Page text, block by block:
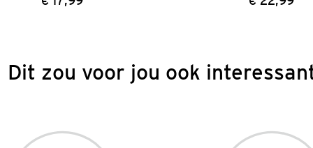
Prijs: Prijs:
Dit zou voor jou ook